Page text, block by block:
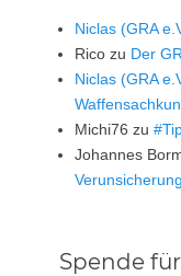
Niclas (GRA
Rico zu Der
Niclas (GRA
Michi76 zu
Johannes
Verunsicherung
Spende